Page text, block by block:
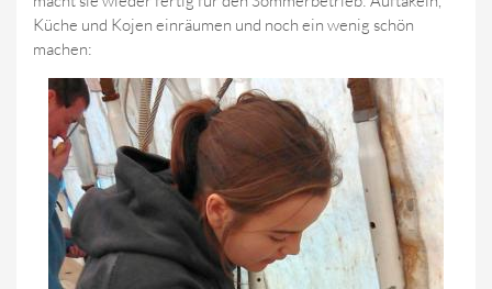
Küche und Kojen einräumen und noch ein wenig schön
machen: